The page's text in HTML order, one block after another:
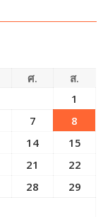
ศ.
ส.
1
7
8
14
15
21
22
28
29